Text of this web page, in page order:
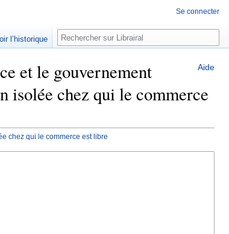
Aide
et le gouvernement
isolée chez qui le commerce
chez qui le commerce est libre
Se connecter
l’historique Rechercher